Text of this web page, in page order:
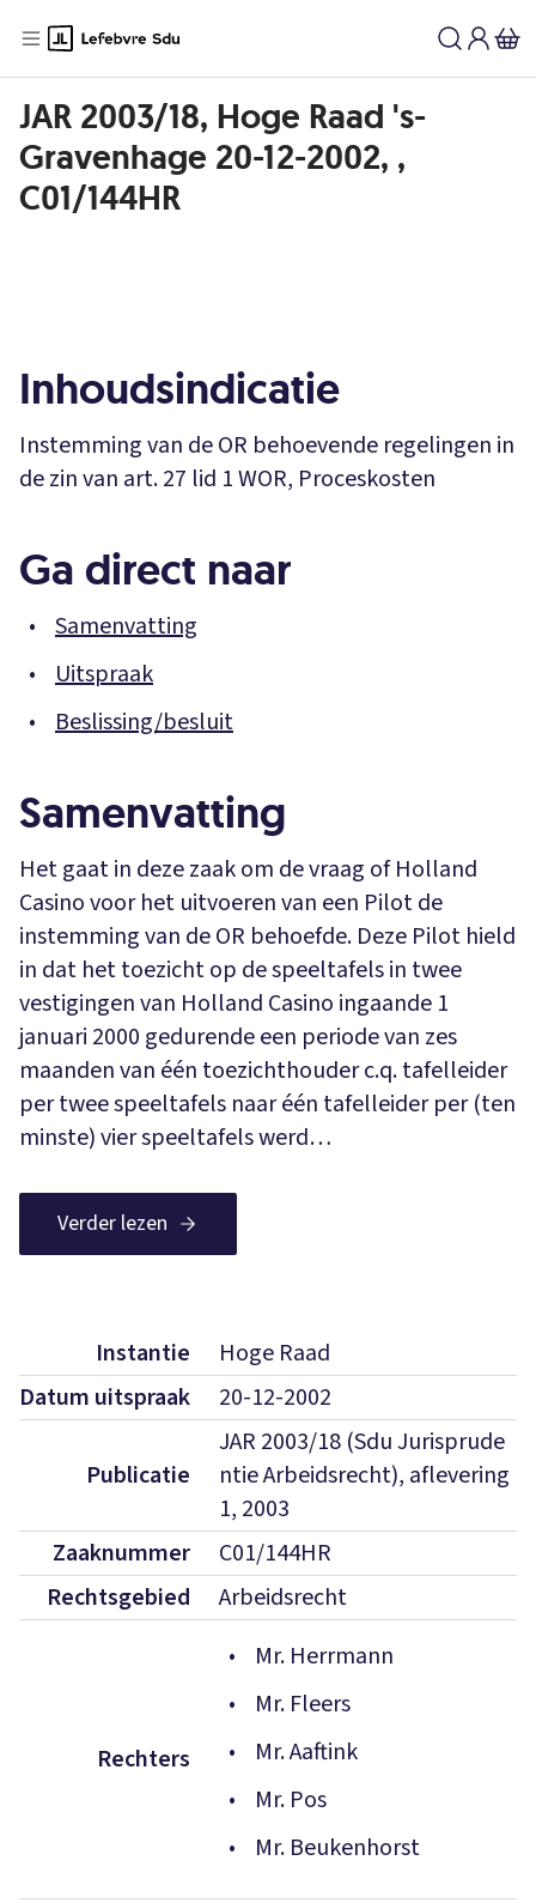
JAR 2003/18, Hoge Raad 's-
Gravenhage 20-12-2002, ,
C01/144HR
Inhoudsindicatie
Instemming van de OR behoevende regelingen in
de zin van art. 27 lid 1 WOR, Proceskosten
Ga direct naar
Samenvatting
Uitspraak
Beslissing/besluit
Samenvatting
Het gaat in deze zaak om de vraag of Holland
Casino voor het uitvoeren van een Pilot de
instemming van de OR behoefde. Deze Pilot hield
in dat het toezicht op de speeltafels in twee
vestigingen van Holland Casino ingaande 1
januari 2000 gedurende een periode van zes
maanden van één toezichthouder c.q. tafelleider
per twee speeltafels naar één tafelleider per (ten
minste) vier speeltafels werd…
Verder lezen
Instantie
Hoge Raad
Datum uitspraak
20-12-2002
Publicatie
JAR 2003/18 (Sdu Jurisprude
ntie Arbeidsrecht), aflevering
1, 2003
Zaaknummer
C01/144HR
Rechtsgebied
Arbeidsrecht
Rechters
Mr. Herrmann
Mr. Fleers
Mr. Aaftink
Mr. Pos
Mr. Beukenhorst